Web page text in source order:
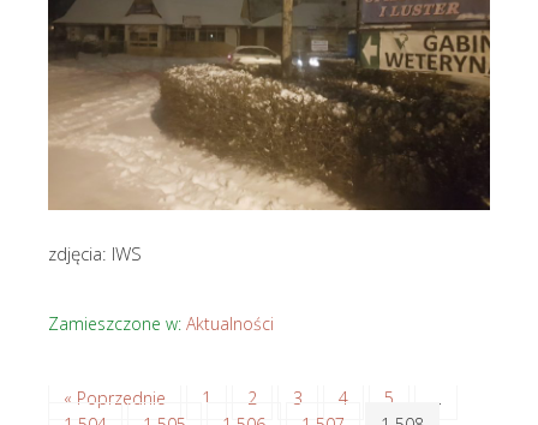
zdjęcia: IWS
Zamieszczone w: Aktualności
« Poprzednie 1 2 3 4 5
…